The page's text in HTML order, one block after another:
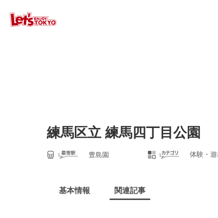
練馬区立 練馬四丁目公園
豊島園 体験・
基本情報 関連記事